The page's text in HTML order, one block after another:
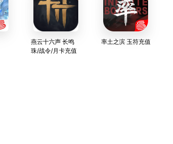
燕云十六声 长鸣
珠/战令/月卡充值
率土之滨 玉符充值